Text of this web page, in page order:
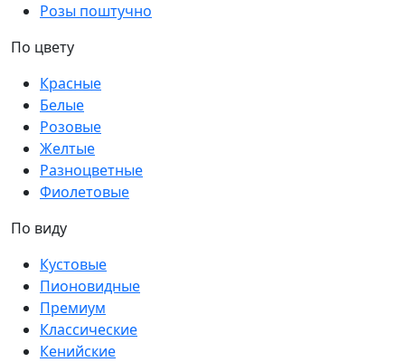
Розы поштучно
По цвету
Красные
Белые
Розовые
Желтые
Разноцветные
Фиолетовые
По виду
Кустовые
Пионовидные
Премиум
Классические
Кенийские